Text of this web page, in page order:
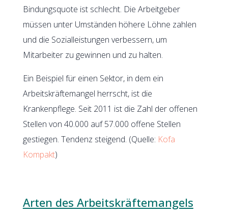
Bindungsquote ist schlecht. Die Arbeitgeber
müssen unter Umständen höhere Löhne zahlen
und die Sozialleistungen verbessern, um
Mitarbeiter zu gewinnen und zu halten.
Ein Beispiel für einen Sektor, in dem ein
Arbeitskräftemangel herrscht, ist die
Krankenpflege. Seit 2011 ist die Zahl der offenen
Stellen von 40.000 auf 57.000 offene Stellen
gestiegen. Tendenz steigend. (Quelle: Kofa
Kompakt)
Arten des Arbeitskräftemangels